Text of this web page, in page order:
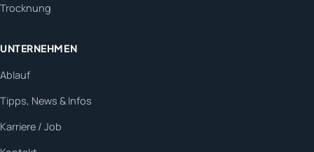
Trocknung
UNTERNEHMEN
Ablauf
Tipps, News & Infos
Karriere / Job